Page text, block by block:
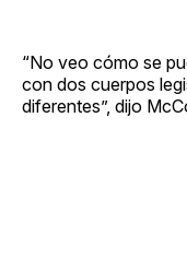
“No veo cómo se
con dos cuerpos
diferentes”, dijo